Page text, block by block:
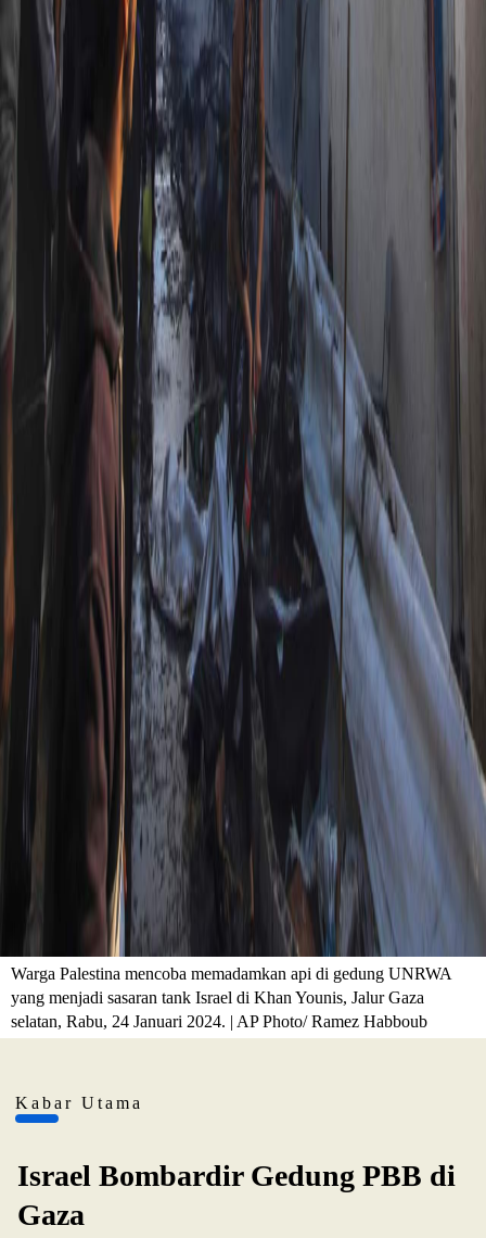
Warga Palestina mencoba memadamkan api di gedung UNRWA
yang menjadi sasaran tank Israel di Khan Younis, Jalur Gaza
selatan, Rabu, 24 Januari 2024. | AP Photo/ Ramez Habboub
Kabar Utama
Israel Bombardir Gedung PBB di
Gaza